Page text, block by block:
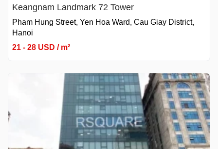
Keangnam Landmark 72 Tower
Pham Hung Street, Yen Hoa Ward, Cau Giay District,
Hanoi
21 - 28 USD / m²